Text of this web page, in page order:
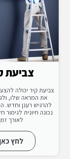
צביעת
צביעת קיר יכולה
את המראה שלו,
להרגיש רענן וחדש.
נכונה חיונית לגימור
לאורך
לחץ